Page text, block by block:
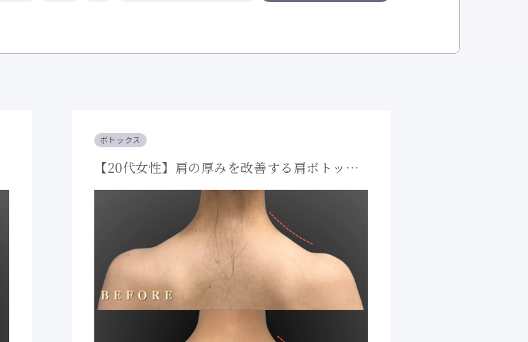
ボトックス
【20代女性】肩の厚みを改善する肩ボトック
ス症例｜大阪 心斎橋BiBiクリニック